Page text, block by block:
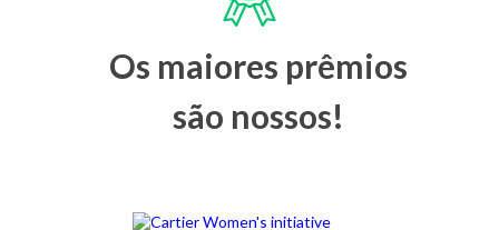
Os maiores prêmios
são nossos!